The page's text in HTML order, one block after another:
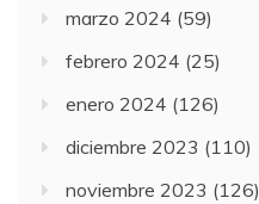
marzo 2024 (59)
febrero 2024 (25)
enero 2024 (126)
diciembre 2023 (110)
noviembre 2023 (126)